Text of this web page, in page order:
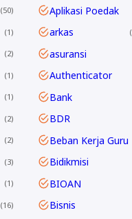
50 Aplikasi Poedak
1 arkas
2 asuransi
1 Authenticator
1 Bank
2 BDR
2 Beban Kerja Guru
3 Bidikmisi
1 BIOAN
16 Bisnis